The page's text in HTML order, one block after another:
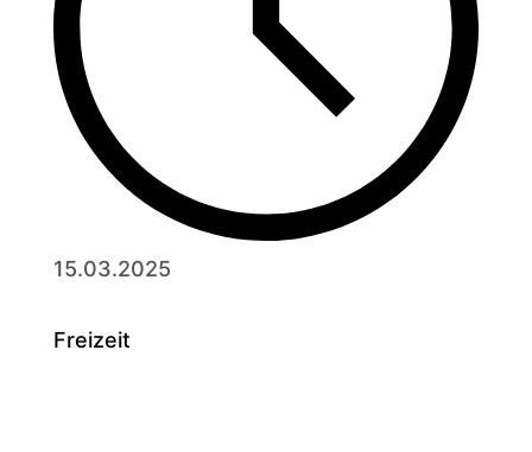
15.03.2025
Freizeit